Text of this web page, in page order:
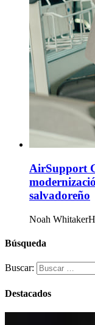
AirSupport
salvadoreño
Noah Whitaker
Búsqueda
Buscar:
Destacados